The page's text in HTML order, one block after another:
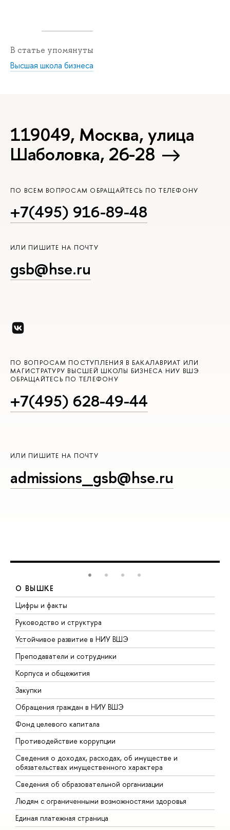
В статье упомянуты
Высшая школа бизнеса
119049, Москва, улица
Шаболовка, 26-28
ПО ВСЕМ ВОПРОСАМ ОБРАЩАЙТЕСЬ ПО ТЕЛЕФОНУ
+7(495) 916-89-48
ИЛИ ПИШИТЕ НА ПОЧТУ
gsb@hse.ru
ПО ВОПРОСАМ ПОСТУПЛЕНИЯ В БАКАЛАВРИАТ ИЛИ
МАГИСТРАТУРУ ВЫСШЕЙ ШКОЛЫ БИЗНЕСА НИУ ВШЭ
ОБРАЩАЙТЕСЬ ПО ТЕЛЕФОНУ
+7(495) 628-49-44
ИЛИ ПИШИТЕ НА ПОЧТУ
admissions_gsb@hse.ru
О ВЫШКЕ
Цифры и факты
Руководство и структура
Устойчивое развитие в НИУ ВШЭ
Преподаватели и сотрудники
Корпуса и общежития
Закупки
Обращения граждан в НИУ ВШЭ
Фонд целевого капитала
Противодействие коррупции
Сведения о доходах, расходах, об имуществе и
обязательствах имущественного характера
Сведения об образовательной организации
Людям с ограниченными возможностями здоровья
Единая платежная страница